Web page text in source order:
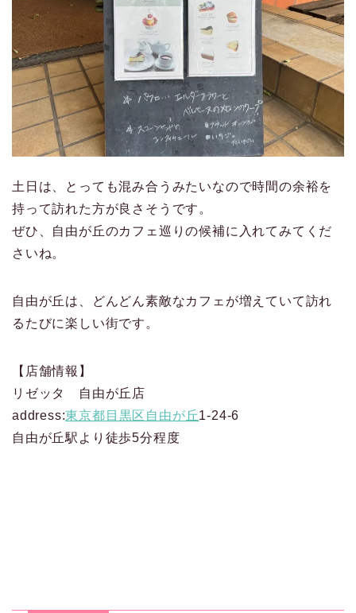
土日は、とっても混み合うみたいなので時間の余裕を
持って訪れた方が良さそうです。
ぜひ、自由が丘のカフェ巡りの候補に入れてみてくだ
さいね。
自由が丘は、どんどん素敵なカフェが増えていて訪れ
るたびに楽しい街です。
【店舗情報】
リゼッタ 自由が丘店
address:東京都 目黒区 自由が丘1-24-6
自由が丘駅より徒歩5分程度